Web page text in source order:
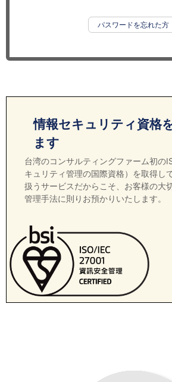
パスワードを忘れた方
情報セキュリティ資格
ます
台湾のコンサルティングファーム初の
キュリティ管理の国際資格）を取得し
扱うサービスだからこそ、お客様の大
管理手法に則りお預かりいたします。